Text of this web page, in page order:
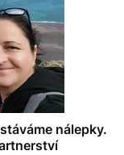
nálepky.